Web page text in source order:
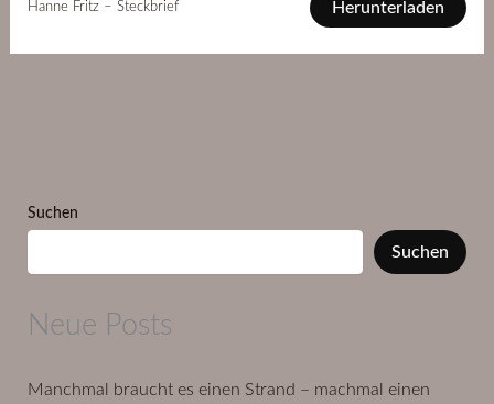
Hanne Fritz – Steckbrief Herunterladen
Suchen
Suchen
Neue Posts
Manchmal braucht es einen Strand – machmal einen